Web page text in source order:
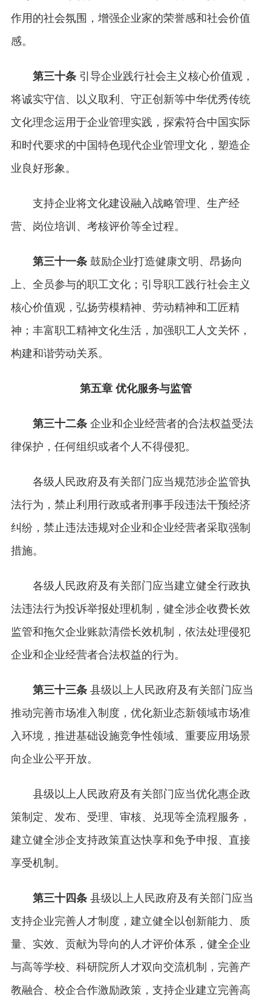
作用的社会氛围，增强企业家的荣誉感和社会价值
感。
第三十条引导企业践行社会主义核心价值观，
将诚实守信、以义取利、守正创新等中华优秀传统
文化理念运用于企业管理实践，探索符合中国实际
和时代要求的中国特色现代企业管理文化，塑造企
业良好形象。
支持企业将文化建设融入战略管理、生产经
营、岗位培训、考核评价等全过程。
第三十一条鼓励企业打造健康文明、昂扬向
上、全员参与的职工文化；引导职工践行社会主义
核心价值观，弘扬劳模精神、劳动精神和工匠精
神；丰富职工精神文化生活，加强职工人文关怀，
构建和谐劳动关系。
第五章 优化服务与监管
第三十二条企业和企业经营者的合法权益受法
律保护，任何组织或者个人不得侵犯。
各级人民政府及有关部门应当规范涉企监管执
法行为，禁止利用行政或者刑事手段违法干预经济
纠纷，禁止违法违规对企业和企业经营者采取强制
措施。
各级人民政府及有关部门应当建立健全行政执
法违法行为投诉举报处理机制，健全涉企收费长效
监管和拖欠企业账款清偿长效机制，依法处理侵犯
企业和企业经营者合法权益的行为。
第三十三条县级以上人民政府及有关部门应当
推动完善市场准入制度，优化新业态新领域市场准
入环境，推进基础设施竞争性领域、重要应用场景
向企业公平开放。
县级以上人民政府及有关部门应当优化惠企政
策制定、发布、受理、审核、兑现等全流程服务，
建立健全涉企支持政策直达快享和免予申报、直接
享受机制。
第三十四条县级以上人民政府及有关部门应当
支持企业完善人才制度，建立健全以创新能力、质
量、实效、贡献为导向的人才评价体系，健全企业
与高等学校、科研院所人才双向交流机制，完善产
教融合、校企合作激励政策，支持企业建立完善高